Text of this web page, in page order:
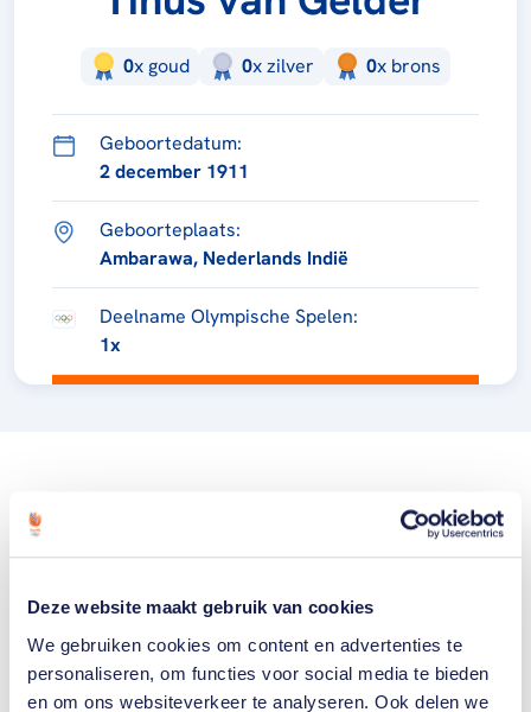
Deze website maakt gebruik van cookies
We gebruiken cookies om content en advertenties te
personaliseren, om functies voor social media te bieden
en om ons websiteverkeer te analyseren. Ook delen we
0x goud 0xzilver 0x brons
Geboortedatum:
2 december 1911
Geboorteplaats:
Ambarawa, Nederlands Indië
Deelname Olympische Spelen:
1x
Welke Nederlanders hebben er